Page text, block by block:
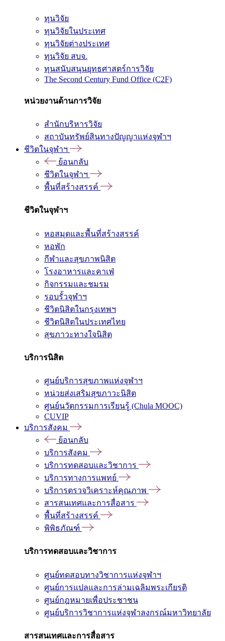
ทุนวิจัย
ทุนวิจัยในประเทศ
ทุนวิจัยต่างประเทศ
ทุนวิจัย สบจ.
ทุนสนับสนุนยุทธศาสตร์การวิจัย
The Second Century Fund Office (C2F)
หน่วยงานด้านการวิจัย
สำนักบริหารวิจัย
สถาบันทรัพย์สินทางปัญญาแห่งจุฬาฯ
ชีวิตในจุฬาฯ
ย้อนกลับ
ชีวิตในจุฬาฯ
พื้นที่สร้างสรรค์
ชีวิตในจุฬาฯ
หอสมุดและพื้นที่สร้างสรรค์
หอพัก
กีฬาและสุขภาพนิสิต
โรงอาหารและคาเฟ่
กิจกรรมและชมรม
รอบรั้วจุฬาฯ
ชีวิตนิสิตในกรุงเทพฯ
ชีวิตนิสิตในประเทศไทย
สุขภาวะทางใจนิสิต
บริการนิสิต
ศูนย์บริการสุขภาพแห่งจุฬาฯ
หน่วยส่งเสริมสุขภาวะนิสิต
ศูนย์นวัตกรรมการเรียนรู้ (Chula MOOC)
CUVIP
บริการสังคม
ย้อนกลับ
บริการสังคม
บริการทดสอบและวิชาการ
บริการทางการแพทย์
บริการตรวจวิเคราะห์คุณภาพ
สารสนเทศและการสื่อสาร
พื้นที่สร้างสรรค์
พิพิธภัณฑ์
บริการทดสอบและวิชาการ
ศูนย์ทดสอบทางวิชาการแห่งจุฬาฯ
ศูนย์การแปลและการล่ามเฉลิมพระเกียรติ
ศูนย์กฎหมายเพื่อประชาชน
ศูนย์บริการวิชาการแห่งจุฬาลงกรณ์มหาวิทยาลัย
สารสนเทศและการสื่อสาร